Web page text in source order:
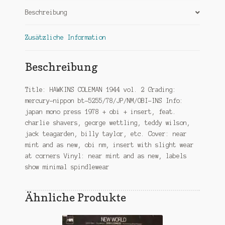
Beschreibung
Zusätzliche Information
Beschreibung
Title: HAWKINS COLEMAN 1944 vol. 2 Grading:
mercury-nippon bt-5255/78/JP/NM/OBI-INS Info:
japan mono press 1978 + obi + insert, feat.
charlie shavers, george wettling, teddy wilson,
jack teagarden, billy taylor, etc. Cover: near
mint and as new, obi nm, insert with slight wear
at corners Vinyl: near mint and as new, labels
show minimal spindlewear
Ähnliche Produkte